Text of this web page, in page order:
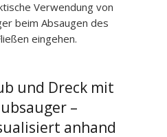
Verwendung von
beim Absaugen des
eingehen.
und Dreck mit
–
anhand